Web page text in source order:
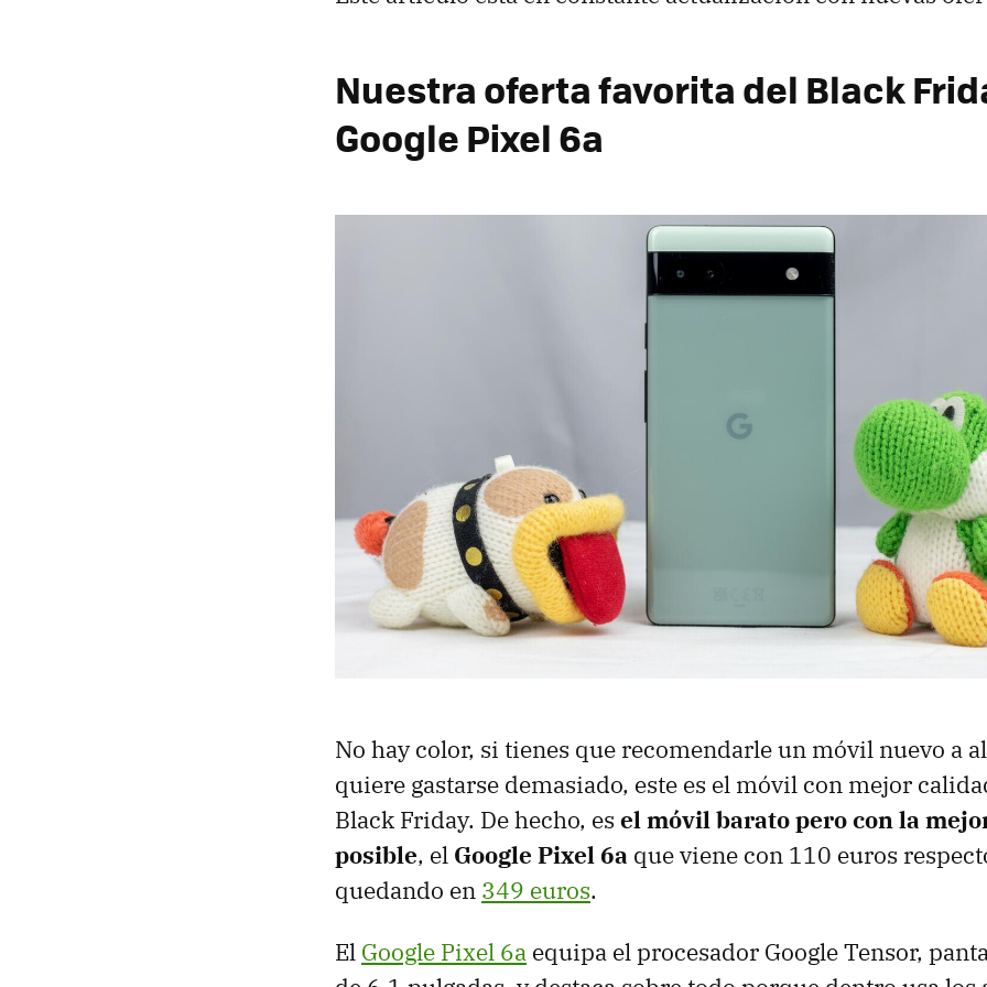
Nuestra oferta favorita del Black
Google Pixel 6a
No hay color, si tienes que recomendarle un móvil nuevo a
quiere gastarse demasiado, este es el móvil con mejor
Black Friday. De hecho, es el móvil barato pero con la
posible, el Google Pixel 6a que viene con 110 euros
quedando en 349 euros.
El Google Pixel 6a equipa el procesador Google Tensor,